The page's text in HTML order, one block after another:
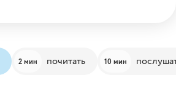
2 мин почитать 10 мин